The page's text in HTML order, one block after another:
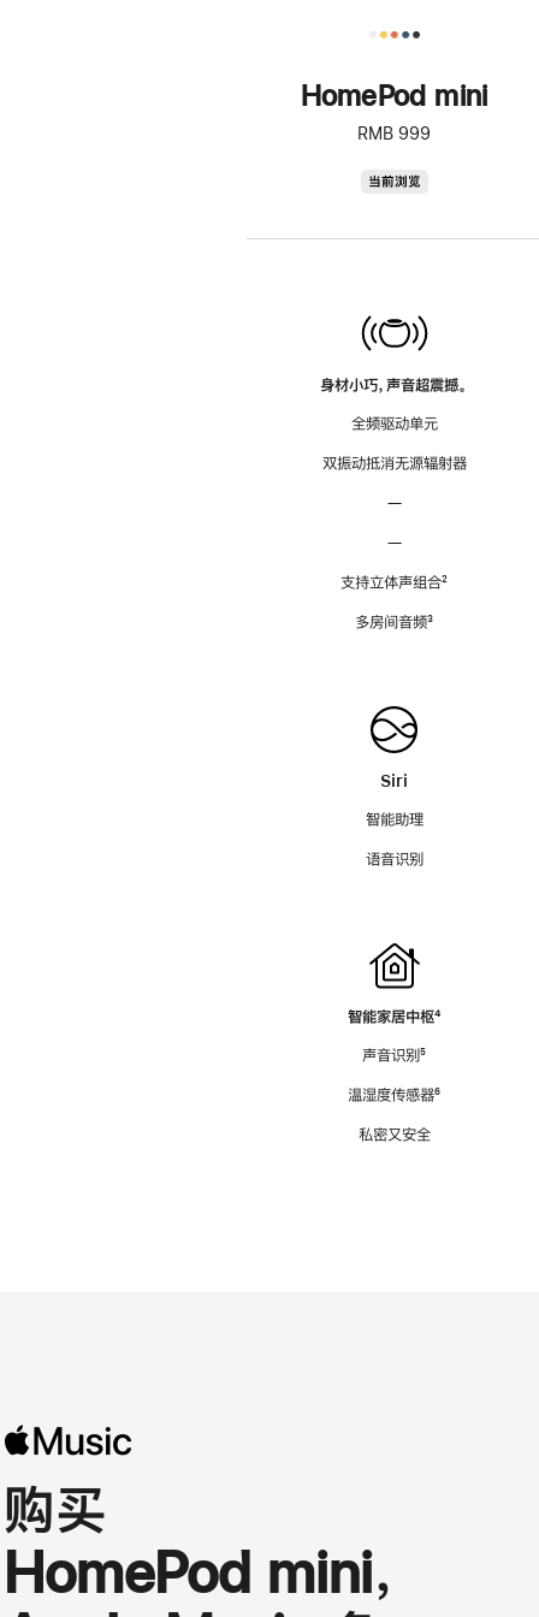
HomePod mini
RMB 999
当前浏览
身材小巧，声音超震撼。
全频驱动单元
双振动抵消无源辐射器
—
—
支持立体声组合脚
²
多房间音频脚
³
Siri
智能助理
语音识别
智能家居中枢脚
⁴
声音识别脚
⁵
温湿度传感器脚
⁶
私密又安全
购买
HomePod mini，